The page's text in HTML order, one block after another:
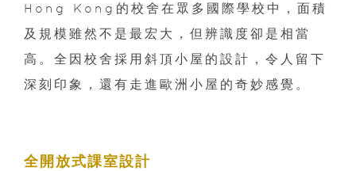
Hong Kong的校舍在眾多國際學校中，面積
及規模雖然不是最宏大，但辨識度卻是相當
高。全因校舍採用斜頂小屋的設計，令人留下
深刻印象，還有走進歐洲小屋的奇妙感覺。
全開放式課室設計